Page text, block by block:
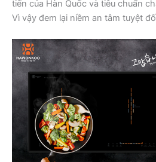
tiến của Hàn Quốc và tiêu chuẩn
Vì vậy đem lại niềm an tâm tuyệt